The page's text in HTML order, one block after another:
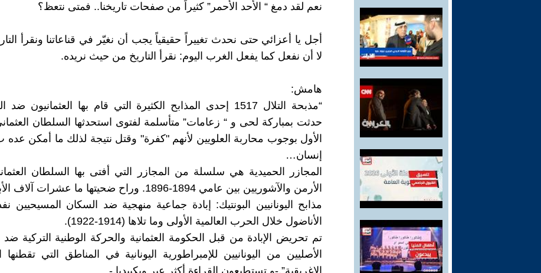
نعم لقد دمغ “ الأحد الأحمر” كثيراً من صفحات تاريخنا.. فمتى نتعظ؟
أجل يا أعزائي حتى نحدث تغييراً حقيقياً يجب أن نغيّر في قناعاتنا ونقرأ
لا أن نفعل كما يفعل الغرب اليوم: نقرأ التاريخ من حيث نريده.
هامش:
“مذبحة التلال 1517 إحدى المذابح الكثيرة التي قام بها العثمانيون ضد
حدثت بمباركة لحى و “ زعامات” متأسلمة لفتوى استحدثها السلطان
إنسان…
المجازر الحميدية هي سلسلة من المجازر التي أفتى بها السلطان
الأرمن والآشوريين بين عامي 1894-1896. وراح ضحيتها ما عشرات آلاف الأبرياء…
مذابح اليونانيين البونتيك: إبادة جماعية منهجية ضد السكان المسيحيين
الأناضول خلال الحرب العالمية الأولى وما تلاها (1914-1922).
تم تحريض الإبادة من قبل الحكومة العثمانية والحركة الوطنية التركية
الأصليين من اليونانيين للإمبراطورية اليونانية في المناطق التي تقطنها
الإغريقية”.-و تستطيعون القراءة أكثر عبر ويكيبديا.-